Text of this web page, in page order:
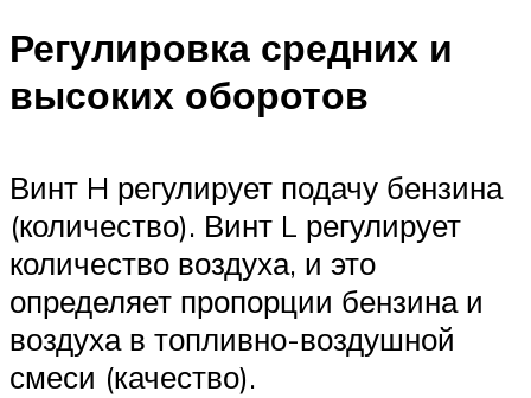
Регулировка средних и
высоких оборотов
Винт H регулирует подачу бензина
(количество). Винт L регулирует
количество воздуха, и это
определяет пропорции бензина и
воздуха в топливно-воздушной
смеси (качество).